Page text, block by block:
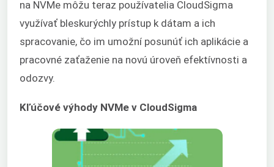
na NVMe môžu teraz používatelia CloudSigma
využívať bleskurýchly prístup k dátam a ich
spracovanie, čo im umožní posunúť ich aplikácie a
pracovné zaťaženie na novú úroveň efektívnosti a
odozvy.
Kľúčové výhody NVMe v CloudSigma